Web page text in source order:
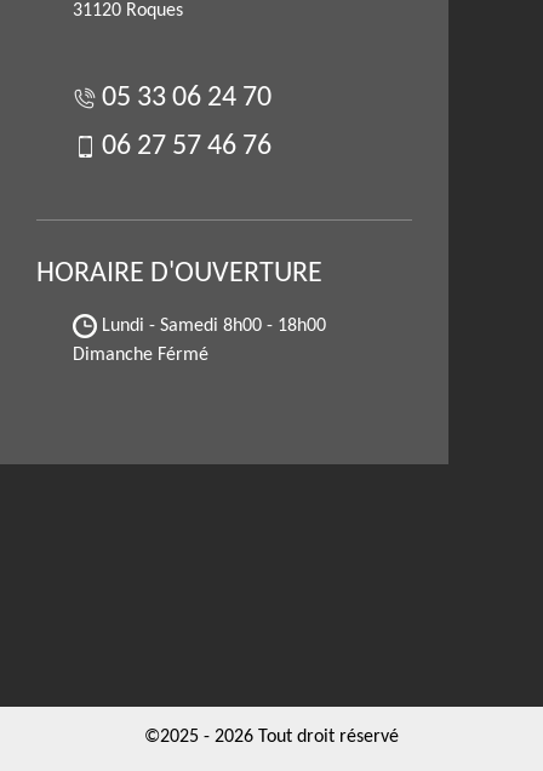
31120 Roques
05 33 06 24 70
06 27 57 46 76
HORAIRE D'OUVERTURE
Lundi - Samedi 8h00 - 18h00
Dimanche Férmé
©2025 - 2026 Tout droit réservé